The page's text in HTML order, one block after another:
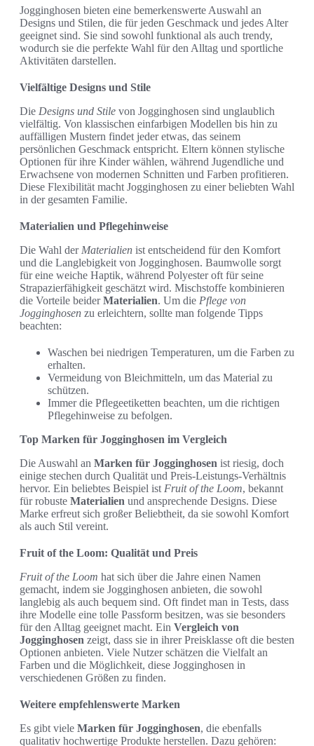
Jogginghosen bieten eine bemerkenswerte Auswahl an
Designs und Stilen, die für jeden Geschmack und jedes Alter
geeignet sind. Sie sind sowohl funktional als auch trendy,
wodurch sie die perfekte Wahl für den Alltag und sportliche
Aktivitäten darstellen.
Vielfältige Designs und Stile
Die Designs und Stile von Jogginghosen sind unglaublich
vielfältig. Von klassischen einfarbigen Modellen bis hin zu
auffälligen Mustern findet jeder etwas, das seinem
persönlichen Geschmack entspricht. Eltern können stylische
Optionen für ihre Kinder wählen, während Jugendliche und
Erwachsene von modernen Schnitten und Farben profitieren.
Diese Flexibilität macht Jogginghosen zu einer beliebten Wahl
in der gesamten Familie.
Materialien und Pflegehinweise
Die Wahl der Materialien ist entscheidend für den Komfort
und die Langlebigkeit von Jogginghosen. Baumwolle sorgt
für eine weiche Haptik, während Polyester oft für seine
Strapazierfähigkeit geschätzt wird. Mischstoffe kombinieren
die Vorteile beiderMaterialien. Um die Pflege von
Jogginghosen zu erleichtern, sollte man folgende Tipps
beachten:
Waschen bei niedrigen Temperaturen, um die Farben zu
erhalten.
Vermeidung von Bleichmitteln, um das Material zu
schützen.
Immer die Pflegeetiketten beachten, um die richtigen
Pflegehinweise zu befolgen.
Top Marken für Jogginghosen im Vergleich
Die Auswahl an Marken für Jogginghosen ist riesig, doch
einige stechen durch Qualität und Preis-Leistungs-Verhältnis
hervor. Ein beliebtes Beispiel ist Fruit of the Loom, bekannt
für robuste Materialien und ansprechende Designs. Diese
Marke erfreut sich großer Beliebtheit, da sie sowohl Komfort
als auch Stil vereint.
Fruit of the Loom: Qualität und Preis
Fruit of the Loom hat sich über die Jahre einen Namen
gemacht, indem sie Jogginghosen anbieten, die sowohl
langlebig als auch bequem sind. Oft findet man in Tests, dass
ihre Modelle eine tolle Passform besitzen, was sie besonders
für den Alltag geeignet macht. Ein Vergleich von
Jogginghosen zeigt, dass sie in ihrer Preisklasse oft die besten
Optionen anbieten. Viele Nutzer schätzen die Vielfalt an
Farben und die Möglichkeit, diese Jogginghosen in
verschiedenen Größen zu finden.
Weitere empfehlenswerte Marken
Es gibt viele Marken für Jogginghosen, die ebenfalls
qualitativ hochwertige Produkte herstellen. Dazu gehören: